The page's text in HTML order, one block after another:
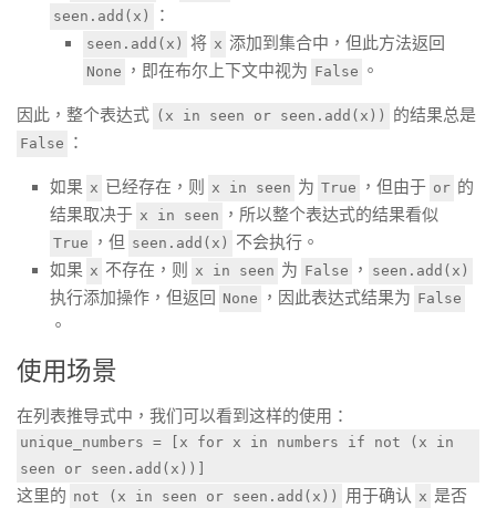
seen.add(x) ：
seen.add(x) 将 x 添加到集合中，但此方法返回
None ，即在布尔上下文中视为 False 。
因此，整个表达式 (x in seen or seen.add(x)) 的结果总是
False ：
如果 x 已经存在，则 x in seen 为 True ，但由于 or 的
结果取决于 x in seen ，所以整个表达式的结果看似
True ，但 seen.add(x)
不会执行。
如果 x 不存在，则 x in seen 为 False ， seen.add(x)
执行添加操作，但返回 None ，因此表达式结果为 False
。
使用场景
在列表推导式中，我们可以看到这样的使用：
unique_numbers = [x for x in numbers if not (x in
seen or seen.add(x))]
这里的 not (x in seen or seen.add(x)) 用于确认 x 是否